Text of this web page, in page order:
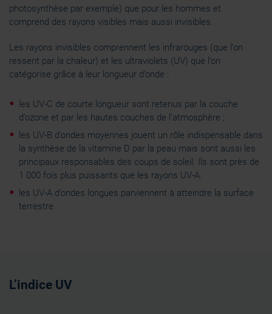
photosynthèse par exemple) que pour les hommes et
comprend des rayons visibles mais aussi invisibles.
Les rayons invisibles comprennent les infrarouges (que l’on
ressent par la chaleur) et les ultraviolets (UV) que l’on
catégorise grâce à leur longueur d’onde :
les UV-C de courte longueur sont retenus par la couche
d’ozone et par les hautes couches de l’atmosphère ;
les UV-B d’ondes moyennes jouent un rôle indispensable dans
la synthèse de la vitamine D par la peau mais sont aussi les
principaux responsables des coups de soleil. Ils sont près de
1 000 fois plus puissants que les rayons UV-A.
les UV-A d’ondes longues parviennent à atteindre la surface
terrestre.
L’indice UV